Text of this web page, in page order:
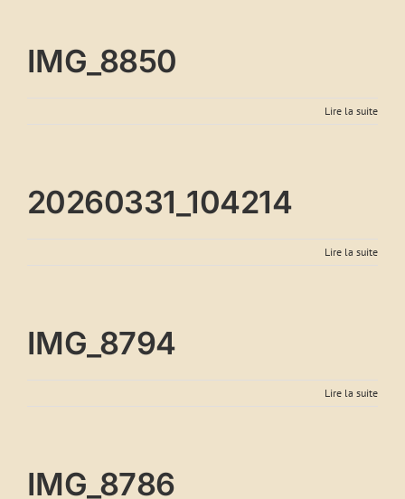
IMG_8850
Lire la suite
20260331_104214
Lire la suite
IMG_8794
Lire la suite
IMG_8786